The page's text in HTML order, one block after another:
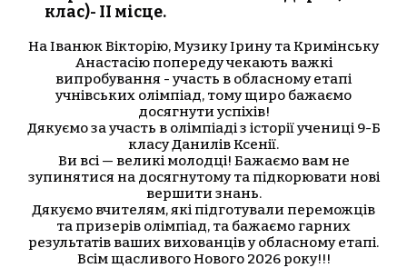
клас)- ІІ місце.
На Іванюк Вікторію, Музику Ірину та Кримінську
Анастасію попереду чекають важкі
випробування - участь в обласному етапі
учнівських олімпіад, тому щиро бажаємо
досягнути успіхів!
Дякуємо за участь в олімпіаді з історії учениці 9-Б
класу Данилів Ксенії.
Ви всі — великі молодці! Бажаємо вам не
зупинятися на досягнутому та підкорювати нові
вершити знань.
Дякуємо вчителям, які підготували переможців
та призерів олімпіад, та бажаємо гарних
результатів ваших вихованців у обласному етапі.
Всім щасливого Нового 2026 року!!!